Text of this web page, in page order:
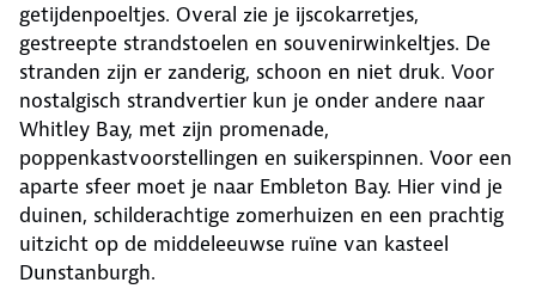
getijdenpoeltjes. Overal zie je ijscokarretjes,
gestreepte strandstoelen en souvenirwinkeltjes. De
stranden zijn er zanderig, schoon en niet druk. Voor
nostalgisch strandvertier kun je onder andere naar
Whitley Bay, met zijn promenade,
poppenkastvoorstellingen en suikerspinnen. Voor een
aparte sfeer moet je naar Embleton Bay. Hier vind je
duinen, schilderachtige zomerhuizen en een prachtig
uitzicht op de middeleeuwse ruïne van kasteel
Dunstanburgh.